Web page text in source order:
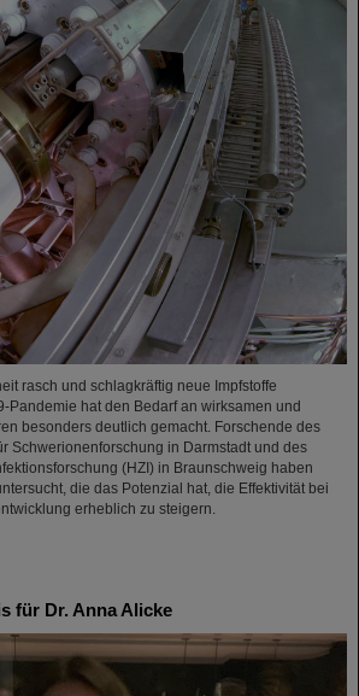
rasch und schlagkräftig neue Impfstoffe
Pandemie hat den Bedarf an wirksamen und
besonders deutlich gemacht. Forschende des
Schwerionenforschung in Darmstadt und des
(HZI) in Braunschweig haben
die das Potenzial hat, die Effektivität bei
erheblich zu steigern.
für Dr. Anna Alicke